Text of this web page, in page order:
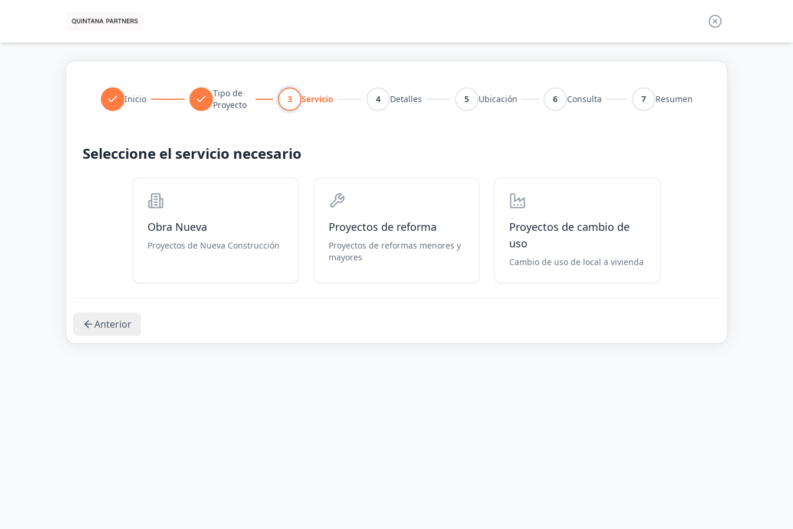
Inicio
Tipo de
Proyecto
3 Servicio 4 Detalles 5 Ubicación 6 Consulta 7 Resumen
Seleccione el servicio necesario
Obra Nueva
Proyectos de Nueva Construcción
Proyectos de reforma
Proyectos de reformas menores y
mayores
Proyectos de cambio de
uso
Cambio de uso de local a vivienda
Anterior